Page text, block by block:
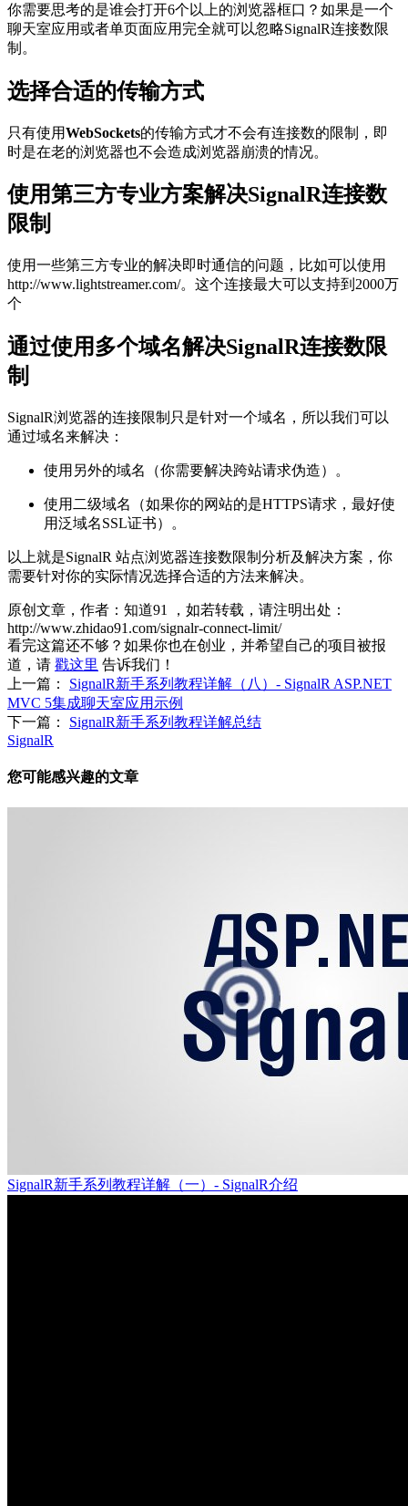
你需要思考的是谁会打开6个以上的浏览器框口？如果是一个
聊天室应用或者单页面应用完全就可以忽略SignalR连接数限
制。
选择合适的传输方式
只有使用WebSockets的传输方式才不会有连接数的限制，即
时是在老的浏览器也不会造成浏览器崩溃的情况。
使用第三方专业方案解决SignalR连接数
限制
使用一些第三方专业的解决即时通信的问题，比如可以使用
http://www.lightstreamer.com/。这个连接最大可以支持到2000万
个
通过使用多个域名解决SignalR连接数限
制
SignalR浏览器的连接限制只是针对一个域名，所以我们可以
通过域名来解决：
使用另外的域名（你需要解决跨站请求伪造）。
使用二级域名（如果你的网站的是HTTPS请求，最好使
用泛域名SSL证书）。
以上就是SignalR 站点浏览器连接数限制分析及解决方案，你
需要针对你的实际情况选择合适的方法来解决。
原创文章，作者：知道91
，如若转载，请注明出处：
http://www.zhidao91.com/signalr-connect-limit/
看完这篇还不够？如果你也在创业，并希望自己的项目被报
道，请 戳这里 告诉我们！
上一篇：
SignalR新手系列教程详解（八）- SignalR ASP.NET
MVC 5集成聊天室应用示例
下一篇：
SignalR新手系列教程详解总结
SignalR
您可能感兴趣的文章
SignalR新手系列教程详解（一）- SignalR介绍